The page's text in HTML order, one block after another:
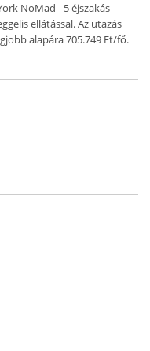
NoMad - 5 éjszakás
alapára 705.749 Ft/fő.